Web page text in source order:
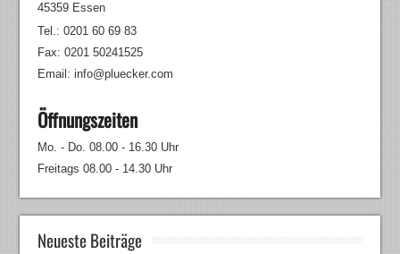
45359 Essen
Tel.: 0201 60 69 83
Fax: 0201 50241525
Email: info@pluecker.com
Öffnungszeiten
Mo. - Do. 08.00 - 16.30 Uhr
Freitags 08.00 - 14.30 Uhr
Neueste Beiträge